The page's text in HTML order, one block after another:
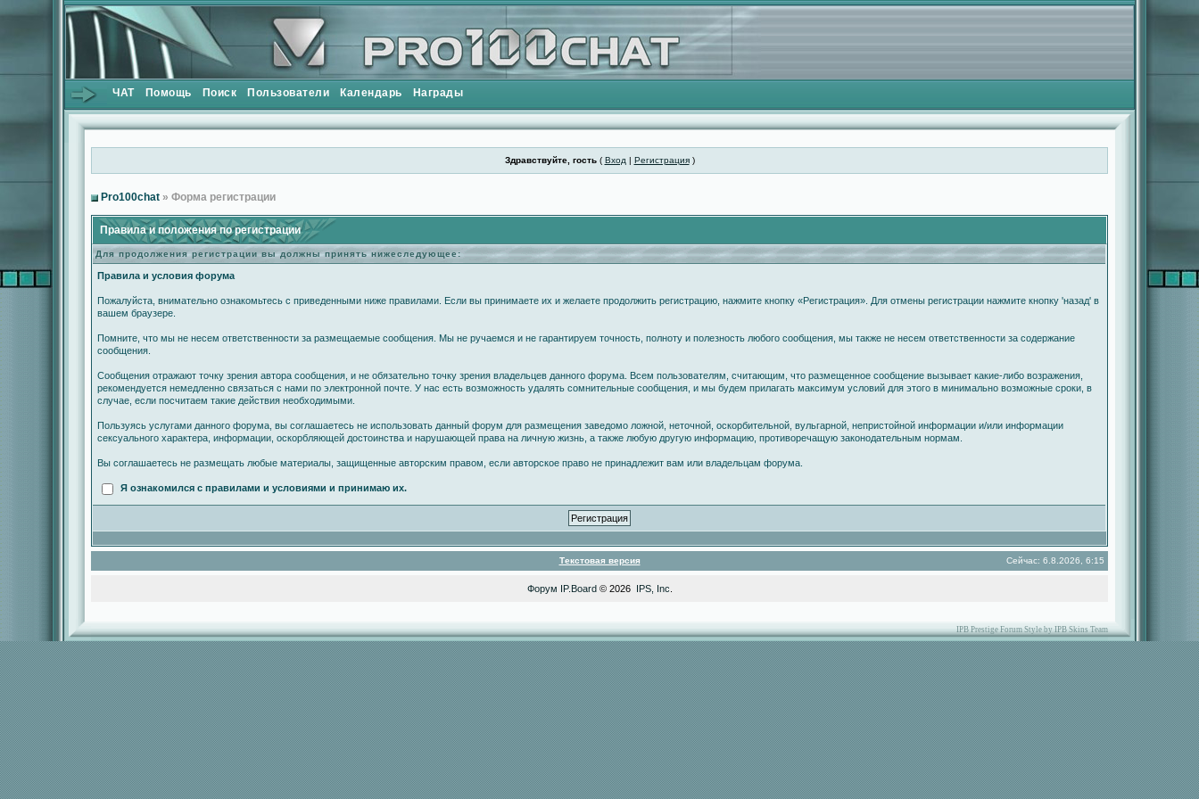
ЧАТ Помощь Поиск Пользователи Календарь Награды
Здравствуйте, гость( Вход | Регистрация)
Pro100chat » Форма регистрации
Правила и положения по регистрации
Для продолжения регистрации вы должны принять нижеследующее:
Правила и условия форума
Пожалуйста, внимательно ознакомьтесь с приведенными ниже правилами. Если вы принимаете их и желаете продолжить регистрацию, нажмите кнопку «Регистрация». Для отмены регистрации нажмите кнопку 'назад' в
вашем браузере.
Помните, что мы не несем ответственности за размещаемые сообщения. Мы не ручаемся и не гарантируем точность, полноту и полезность любого сообщения, мы также не несем ответственности за содержание
сообщения.
Сообщения отражают точку зрения автора сообщения, и не обязательно точку зрения владельцев данного форума. Всем пользователям, считающим, что размещенное сообщение вызывает какие-либо возражения,
рекомендуется немедленно связаться с нами по электронной почте. У нас есть возможность удалять сомнительные сообщения, и мы будем прилагать максимум условий для этого в минимально возможные сроки, в
случае, если посчитаем такие действия необходимыми.
Пользуясь услугами данного форума, вы соглашаетесь не использовать данный форум для размещения заведомо ложной, неточной, оскорбительной, вульгарной, непристойной информации и/или информации
сексуального характера, информации, оскорбляющей достоинства и нарушающей права на личную жизнь, а также любую другую информацию, противоречащую законодательным нормам.
Вы соглашаетесь не размещать любые материалы, защищенные авторским правом, если авторское право не принадлежит вам или владельцам форума.
Я ознакомился с правилами и условиями и принимаю их.
Текстовая версия Сейчас: 6.8.2026, 6:15
Форум IP.Board© 2026 IPS, Inc
IPB Prestige Forum Style by IPB Skins Team